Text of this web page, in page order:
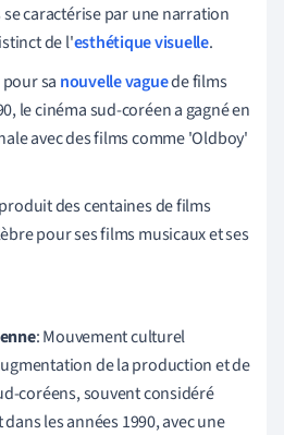
caractérise par une narration
de l'esthétique visuelle.
sa nouvelle vaguede films
le cinéma sud-coréen a gagné en
avec des films comme 'Oldboy'
des centaines de films
pour ses films musicaux et ses
: Mouvement culturel
de la production et de
coréens, souvent considéré
les années 1990, avec une